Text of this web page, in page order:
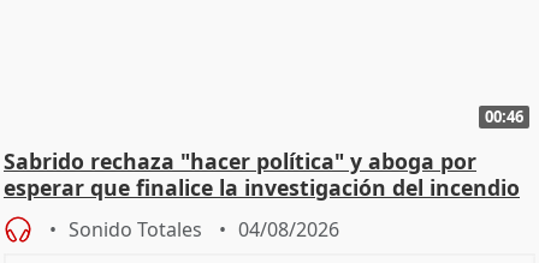
00:46
Sabrido rechaza "hacer política" y aboga por
esperar que finalice la investigación del incendio
Sonido Totales 04/08/2026